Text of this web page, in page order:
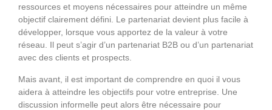
ressources et moyens nécessaires pour atteindre un même
objectif clairement défini. Le partenariat devient plus facile à
développer, lorsque vous apportez de la valeur à votre
réseau. Il peut s’agir d’un partenariat B2B ou d’un partenariat
avec des clients et prospects.
Mais avant, il est important de comprendre en quoi il vous
aidera à atteindre les objectifs pour votre entreprise. Une
discussion informelle peut alors être nécessaire pour